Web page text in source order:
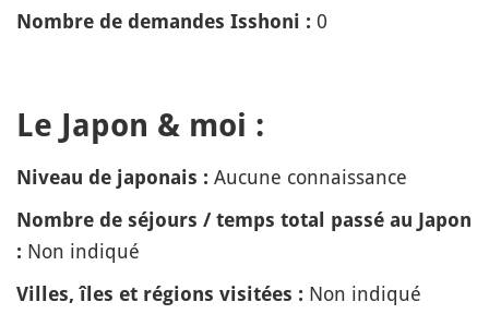
Nombre de demandes Isshoni : 0
Le Japon & moi :
Niveau de japonais : Aucune connaissance
Nombre de séjours / temps total passé au Japon
: Non indiqué
Villes, îles et régions visitées : Non indiqué